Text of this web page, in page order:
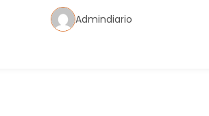
Admindiario